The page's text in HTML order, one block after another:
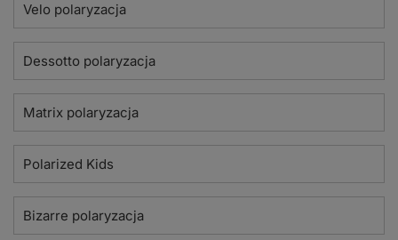
Velo polaryzacja
Dessotto polaryzacja
Matrix polaryzacja
Polarized Kids
Bizarre polaryzacja